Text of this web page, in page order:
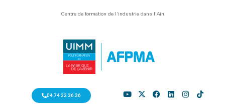
Centre de formation de l’industrie dans l’Ain
04 74 32 36 36